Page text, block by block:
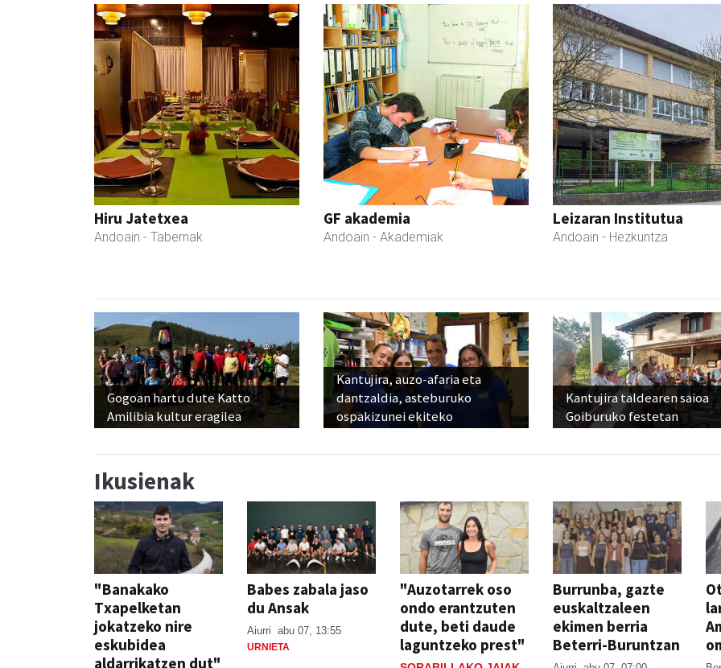
Hiru Jatetxea
Andoain - Tabernak
GF akademia
Andoain - Akademiak
Leizaran Institutua
Andoain - Hezkuntza
Gogoan hartu dute Katto
Amilibia kultur eragilea
Kantujira, auzo-afaria eta
dantzaldia, asteburuko
ospakizunei ekiteko
Kantujira taldearen saioa
Goiburuko festetan
Ikusienak
"Banakako
Txapelketan
jokatzeko nire
eskubidea
aldarrikatzen dut"
Babes zabala jaso
du Ansak
Aiurri abu 07, 13:55
URNIETA
"Auzotarrek oso
ondo erantzuten
dute, beti daude
laguntzeko prest"
Burrunba, gazte
euskaltzaleen
ekimen berria
Beterri-Buruntzan